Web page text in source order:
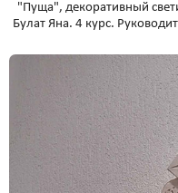
"Пуща", декоративный
Булат Яна. 4 курс.